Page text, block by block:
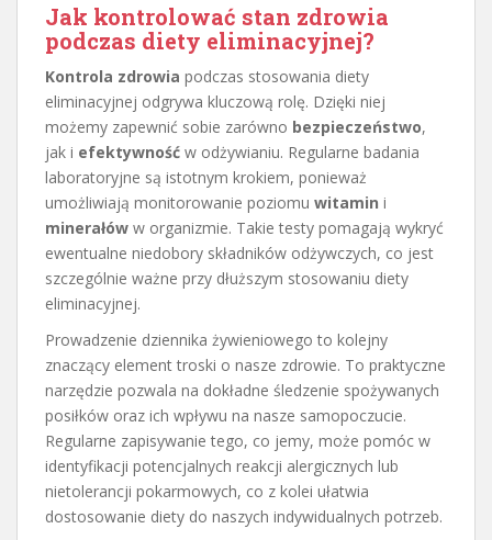
Jak kontrolować stan zdrowia
podczas diety eliminacyjnej?
Kontrola zdrowia podczas stosowania diety
eliminacyjnej odgrywa kluczową rolę. Dzięki niej
możemy zapewnić sobie zarówno bezpieczeństwo,
jak i efektywność w odżywianiu. Regularne badania
laboratoryjne są istotnym krokiem, ponieważ
umożliwiają monitorowanie poziomu witamin i
minerałów w organizmie. Takie testy pomagają wykryć
ewentualne niedobory składników odżywczych, co jest
szczególnie ważne przy dłuższym stosowaniu diety
eliminacyjnej.
Prowadzenie dziennika żywieniowego to kolejny
znaczący element troski o nasze zdrowie. To praktyczne
narzędzie pozwala na dokładne śledzenie spożywanych
posiłków oraz ich wpływu na nasze samopoczucie.
Regularne zapisywanie tego, co jemy, może pomóc w
identyfikacji potencjalnych reakcji alergicznych lub
nietolerancji pokarmowych, co z kolei ułatwia
dostosowanie diety do naszych indywidualnych potrzeb.